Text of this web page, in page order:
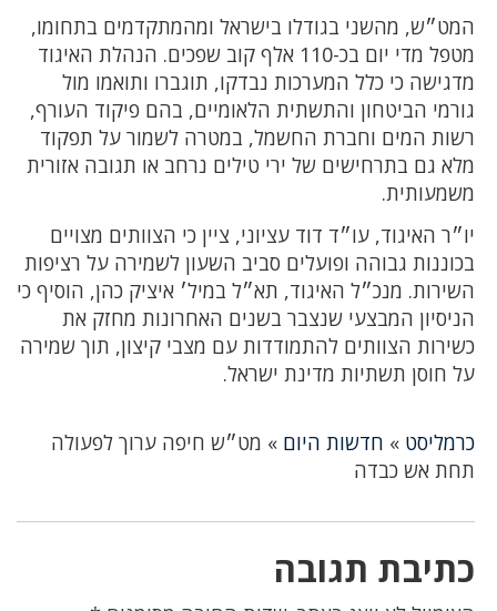
המט״ש, מהשני בגודלו בישראל ומהמתקדמים בתחומו,
מטפל מדי יום בכ-110 אלף קוב שפכים. הנהלת האיגוד
מדגישה כי כלל המערכות נבדקו, תוגברו ותואמו מול
גורמי הביטחון והתשתית הלאומיים, בהם פיקוד העורף,
רשות המים וחברת החשמל, במטרה לשמור על תפקוד
מלא גם בתרחישים של ירי טילים נרחב או תגובה אזורית
משמעותית.
יו״ר האיגוד, עו״ד דוד עציוני, ציין כי הצוותים מצויים
בכוננות גבוהה ופועלים סביב השעון לשמירה על רציפות
השירות. מנכ״ל האיגוד, תא״ל במיל׳ איציק כהן, הוסיף כי
הניסיון המבצעי שנצבר בשנים האחרונות מחזק את
כשירות הצוותים להתמודדות עם מצבי קיצון, תוך שמירה
על חוסן תשתיות מדינת ישראל.
כרמליסט » חדשות היום » מט״ש חיפה ערוך לפעולה
תחת אש כבדה
כתיבת תגובה